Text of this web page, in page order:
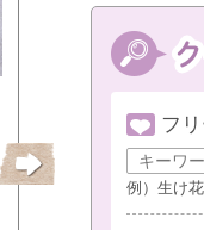
セルフリセットヨ
女性限定（1・3・5
フ
例）生け